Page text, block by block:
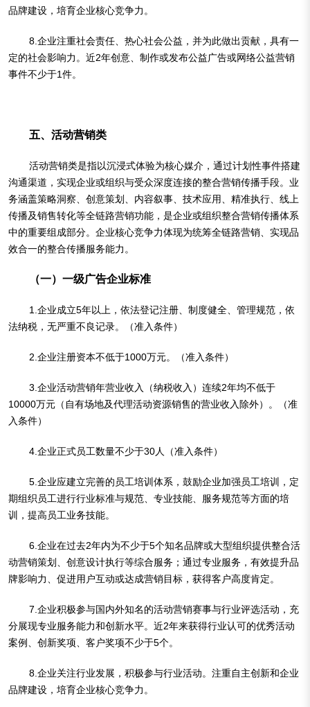
品牌建设，培育企业核心竞争力。
8.企业注重社会责任、热心社会公益，并为此做出贡献，具有一
定的社会影响力。近2年创意、制作或发布公益广告或网络公益营销
事件不少于1件。
五、活动营销类
活动营销类是指以沉浸式体验为核心媒介，通过计划性事件搭建
沟通渠道，实现企业或组织与受众深度连接的整合营销传播手段。业
务涵盖策略洞察、创意策划、内容叙事、技术应用、精准执行、线上
传播及销售转化等全链路营销功能，是企业或组织整合营销传播体系
中的重要组成部分。企业核心竞争力体现为统筹全链路营销、实现品
效合一的整合传播服务能力。
（一）一级广告企业标准
1.企业成立5年以上，依法登记注册、制度健全、管理规范，依
法纳税，无严重不良记录。（准入条件）
2.企业注册资本不低于1000万元。（准入条件）
3.企业活动营销年营业收入（纳税收入）连续2年均不低于
10000万元（自有场地及代理活动资源销售的营业收入除外）。（准
入条件）
4.企业正式员工数量不少于30人（准入条件）
5.企业应建立完善的员工培训体系，鼓励企业加强员工培训，定
期组织员工进行行业标准与规范、专业技能、服务规范等方面的培
训，提高员工业务技能。
6.企业在过去2年内为不少于5个知名品牌或大型组织提供整合活
动营销策划、创意设计执行等综合服务；通过专业服务，有效提升品
牌影响力、促进用户互动或达成营销目标，获得客户高度肯定。
7.企业积极参与国内外知名的活动营销赛事与行业评选活动，充
分展现专业服务能力和创新水平。近2年来获得行业认可的优秀活动
案例、创新奖项、客户奖项不少于5个。
8.企业关注行业发展，积极参与行业活动。注重自主创新和企业
品牌建设，培育企业核心竞争力。